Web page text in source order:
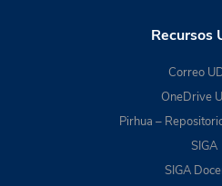
Recursos
Correo
OneDrive
Pirhua –
SIGA
SIGA